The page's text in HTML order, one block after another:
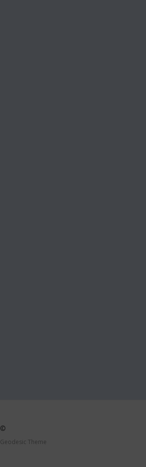
© Copyright 2026 –
Geodesic Theme על ידי